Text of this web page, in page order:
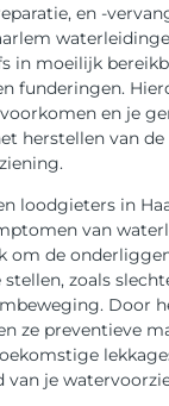
en -
in moeilijk
funderingen.
en je
herstellen van
loodgieters in
van
om de
zoals
Door
ze preventieve
van je